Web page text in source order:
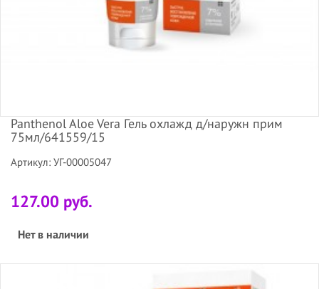
Panthenol Aloe Vera Гель охлажд д/наружн прим
75мл/641559/15
Артикул: УГ-00005047
127.00 руб.
Нет в наличии